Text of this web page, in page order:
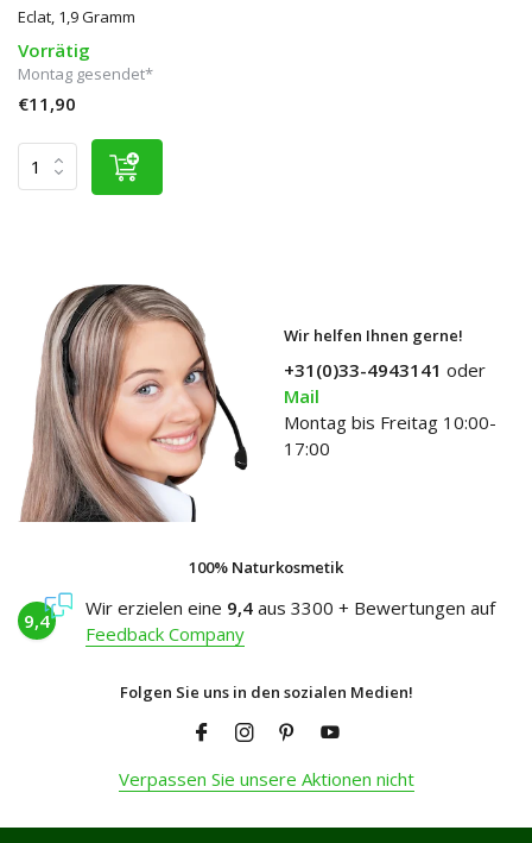
Eclat, 1,9 Gramm
Vorrätig
Montag gesendet*
€11,90
Wir helfen Ihnen gerne!
+31(0)33-4943141 oder
Mail
Montag bis Freitag 10:00-
17:00
100% Naturkosmetik
9,4
Wir erzielen eine 9,4 aus 3300 + Bewertungen auf
Feedback Company
Folgen Sie uns in den sozialen Medien!
Verpassen Sie unsere Aktionen nicht